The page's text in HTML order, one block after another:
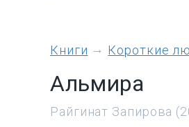
книги Короткие
Альмира
Райгинат Запирова